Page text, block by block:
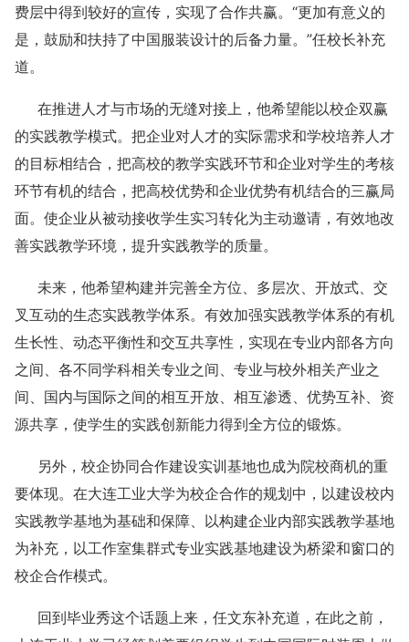
费层中得到较好的宣传，实现了合作共赢。“更加有意义的
是，鼓励和扶持了中国服装设计的后备力量。”任校长补充
道。
在推进人才与市场的无缝对接上，他希望能以校企双赢
的实践教学模式。把企业对人才的实际需求和学校培养人才
的目标相结合，把高校的教学实践环节和企业对学生的考核
环节有机的结合，把高校优势和企业优势有机结合的三赢局
面。使企业从被动接收学生实习转化为主动邀请，有效地改
善实践教学环境，提升实践教学的质量。
未来，他希望构建并完善全方位、多层次、开放式、交
叉互动的生态实践教学体系。有效加强实践教学体系的有机
生长性、动态平衡性和交互共享性，实现在专业内部各方向
之间、各不同学科相关专业之间、专业与校外相关产业之
间、国内与国际之间的相互开放、相互渗透、优势互补、资
源共享，使学生的实践创新能力得到全方位的锻炼。
另外，校企协同合作建设实训基地也成为院校商机的重
要体现。在大连工业大学为校企合作的规划中，以建设校内
实践教学基地为基础和保障、以构建企业内部实践教学基地
为补充，以工作室集群式专业实践基地建设为桥梁和窗口的
校企合作模式。
回到毕业秀这个话题上来，任文东补充道，在此之前，